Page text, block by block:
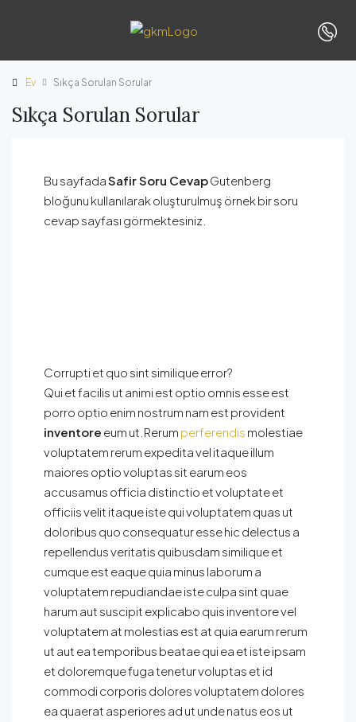
Ev Sıkça Sorulan Sorular
Sıkça Sorulan Sorular
Bu sayfadaSafir Soru CevapGutenberg
bloğunu kullanılarak oluşturulmuş örnek bir soru
cevap sayfası görmektesiniz.
Corrupti et quo sint similique error?
Qui et facilis ut animi est optio omnis esse est
porro optio enim nostrum nam est provident
inventore eum ut.Rerum perferendis molestiae
voluptatem rerum expedita vel itaque illum
maiores optio voluptas sit earum eos
accusamus officia distinctio et voluptate et
officiis velit itaque iste qui voluptatem quas ut
doloribus quo consequatur esse hic delectus a
repellendus veritatis quibusdam similique et
cumque est eaque quia minus laborum a
voluptatem repudiandae iste culpa sint quae
harum aut suscipit explicabo quis inventore vel
voluptatem at molestias est at quia earum rerum
ut aut ea temporibus beatae qui ea et iste ipsam
et doloremque fuga tenetur voluptas et id
commodi corporis dolores voluptatem dolores
ea quaerat asperiores ad ut unde natus eos ut